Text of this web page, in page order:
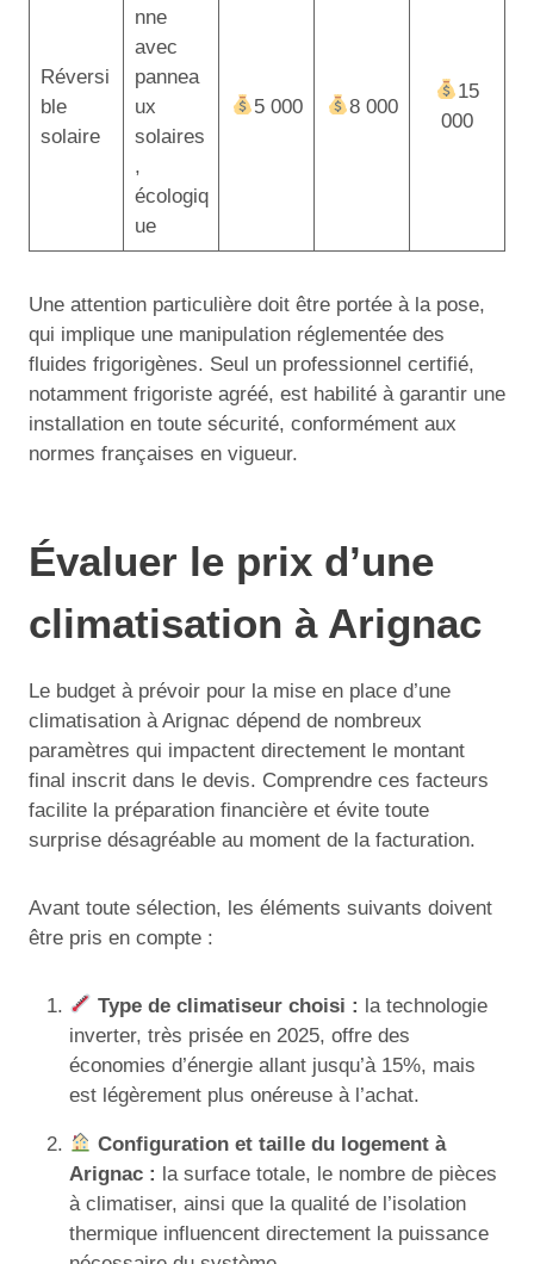
Réversi
ble
solaire
nne
avec
pannea
ux
solaires
,
écologiq
ue
5 000 8 000
15
000
Une attention particulière doit être portée à la pose,
qui implique une manipulation réglementée des
fluides frigorigènes. Seul un professionnel certifié,
notamment frigoriste agréé, est habilité à garantir une
installation en toute sécurité, conformément aux
normes françaises en vigueur.
Évaluer le prix d’une
climatisation à Arignac
Le budget à prévoir pour la mise en place d’une
climatisation à Arignac dépend de nombreux
paramètres qui impactent directement le montant
final inscrit dans le devis. Comprendre ces facteurs
facilite la préparation financière et évite toute
surprise désagréable au moment de la facturation.
Avant toute sélection, les éléments suivants doivent
être pris en compte :
Type de climatiseur choisi : la technologie
inverter, très prisée en 2025, offre des
économies d’énergie allant jusqu’à 15%, mais
est légèrement plus onéreuse à l’achat.
Configuration et taille du logement à
Arignac : la surface totale, le nombre de pièces
à climatiser, ainsi que la qualité de l’isolation
thermique influencent directement la puissance